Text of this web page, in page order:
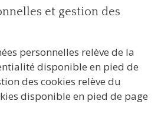
et gestion des
personnelles relève de la
disponible en pied de
des cookies relève du
disponible en pied de page